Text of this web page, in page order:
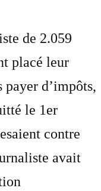
de 2.059
placé leur
payer d’impôts,
le 1er
contre
avait